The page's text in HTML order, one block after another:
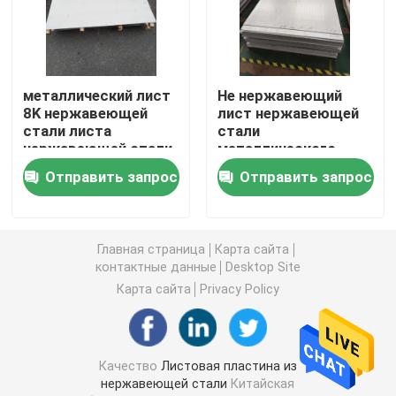
Катушка покрытая цветом
Гальванизированная стальная пластина
Стальной лист крыши
листы нержавеющей стали 316L
катушка нержавеющей стали
Труба круга нержавеющей стали
металлический лист
8K нержавеющей
стали листа
нержавеющей стали
304 0.1mm до 8mm
сваривая
Отправить запрос
Не нержавеющий
лист нержавеющей
стали
металлического
листа магнитные 304
декоративный
Отправить запрос
Главная страница
Карта сайта
контактные данные
Desktop Site
Карта сайта
Privacy Policy
Качество Листовая пластина из
нержавеющей стали Китайская